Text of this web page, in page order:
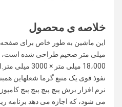
خلاصه ی محصول
میلی متر ضخیم طراحی شده است،
18،000 میلی
نفوذ قوی یک منبع گرما شعلهاین
می شود، که اجازه می دهد برنامه